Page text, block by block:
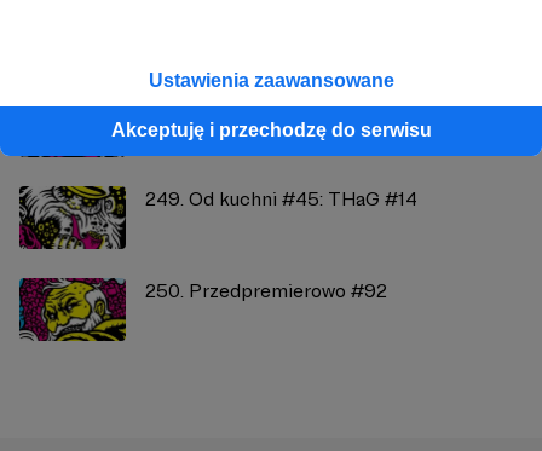
Ustawienia zaawansowane
Akceptuję i przechodzę do serwisu
245. Od kuchni #43: THaG #12
249. Od kuchni #45: THaG #14
250. Przedpremierowo #92